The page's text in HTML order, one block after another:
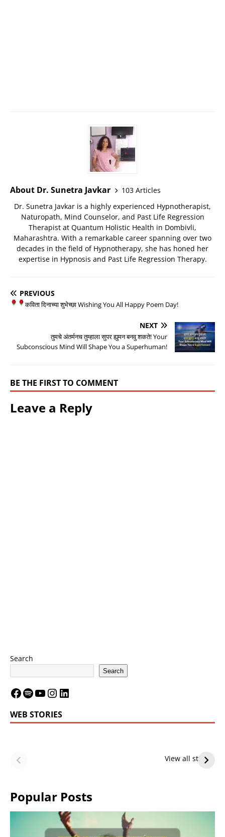
About Dr. Sunetra Javkar
103 Articles
Dr. Sunetra Javkar is a highly experienced Hypnotherapist,
Naturopath, Mind Counselor, and Past Life Regression
Therapist at Quantum Holistic Health in Dombivli,
Maharashtra. With a remarkable career spanning over two
decades in the field of Hypnotherapy, she has honed her
expertise in Hypnosis and Past Life Regression Therapy.
PREVIOUS
कविता दिनाच्या शुभेच्छाWishing You All Happy Poem Day!
NEXT
तुमचे अंतर्मनच तुम्हाला सुपर ह्युमन बनवु शकते! Your
Subconscious Mind Will Shape You a Superhuman!
BE THE FIRST TO COMMENT
Leave a Reply
Search
Search
WEB STORIES
View all stories
Future — Lakers
or Warriors?
Lakers Future
Popular Posts